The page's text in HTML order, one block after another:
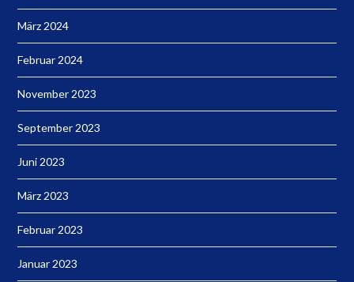
März 2024
Februar 2024
November 2023
September 2023
Juni 2023
März 2023
Februar 2023
Januar 2023